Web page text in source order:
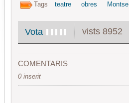
Tags teatre obres Montse
Vota vists 8952
COMENTARIS
0 inserit